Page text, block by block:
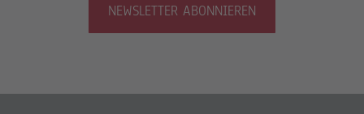
NEWSLETTER ABONNIEREN